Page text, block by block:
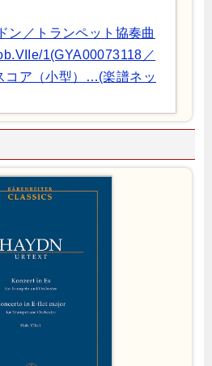
／トランペット協奏曲
1(GYA00073118／
コア（小型）…(楽譜ネッ